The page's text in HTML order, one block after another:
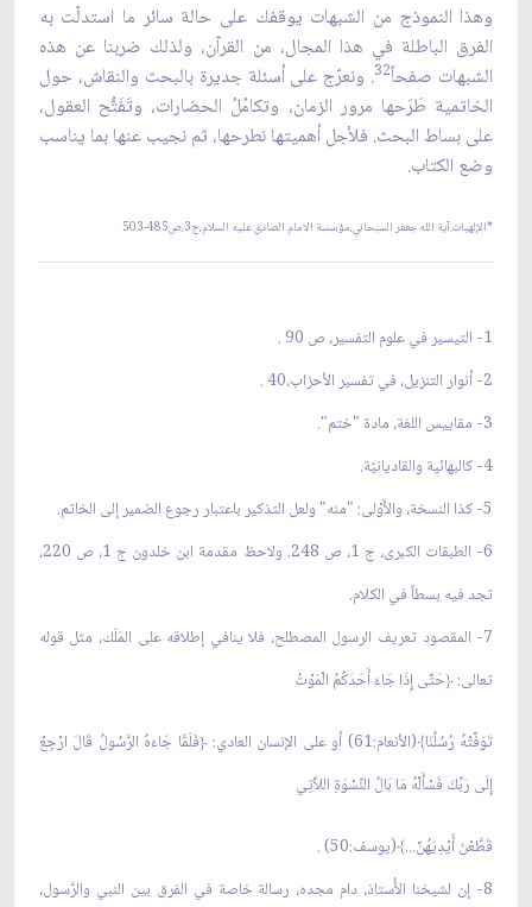
وهذا النموذج من الشبهات يوقفك على حالة سائر ما استدلّت به
الفرق الباطلة في هذا المجال، من القرآن، ولذلك ضربنا عن هذه
الشبهات صفحاً32. ونعرّج على أسئلة جديرة بالبحث والنقاش، حول
الخاتمية طَرَحها مرور الزمان، وتكامُلُ الحضارات، وتَفَتُّح العقول،
على بساط البحث. فلأجل أهميتها نطرحها، ثم نجيب عنها بما يناسب
وضع الكتاب.
*الإلهيات.آية الله جعفر السبحاني،مؤسسة الامام الصادق عليه السلام،ج3،ص485-503
1- التيسير في علوم التفسير، ص 90 .
2- أنوار التنزيل، في تفسير الأحزاب،40 .
3- مقاييس اللغة، مادة "ختم".
4- كالبهائية والقاديانيّة.
5- كذا النسخة، والأَوْلى: "منه" ولعل التذكير باعتبار رجوع الضمير إلى الخاتم.
6- الطبقات الكبرى، ج 1، ص 248. ولاحظ مقدمة ابن خلدون ج 1، ص 220،
تجد فيه بسطاً في الكلام.
7- المقصود تعريف الرسول المصطلح، فلا ينافي إطلاقه على المَلَك، مثل قوله
تعالى: ﴿حَتَّى إِذَا جَاءَ أَحَدَكُمُ الْمَوْتُ
تَوَفَّتْهُ رُسُلُنَا﴾(الأنعام:61) أو على الإنسان العادي: ﴿فَلَمَّا جَاءَهُ الرَّسُولُ قَالَ ارْجِعْ
إِلَى رَبِّكَ فَسْأَلْهُ مَا بَالُ النِّسْوَةِ اللاَّتِي
قَطَّعْنَ أَيْدِيَهُنَّ...﴾(يوسف:50) .
8- إن لشيخنا الأُستاذ، دام مجده، رسالة خاصة في الفرق بين النبي والرَّسول،